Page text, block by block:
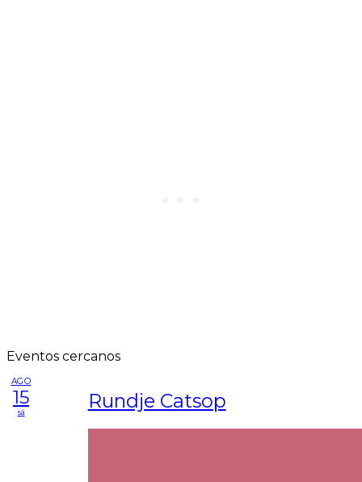
Eventos cercanos
AGO
15
sá Rundje Catsop